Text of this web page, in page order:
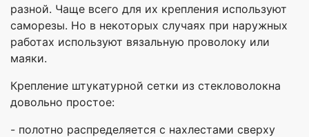
разной. Чаще всего для их крепления используют
саморезы. Но в некоторых случаях при наружных
работах используют вязальную проволоку или
маяки.
Крепление штукатурной сетки из стекловолокна
довольно простое:
- полотно распределяется с нахлестами сверху